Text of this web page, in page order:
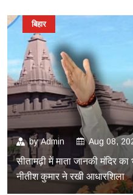
byAdmin Aug 08,
सीतामढ़ी में माता जानकी मंदिर
नीतीश कुमार ने रखी आधारशिला
बिहार